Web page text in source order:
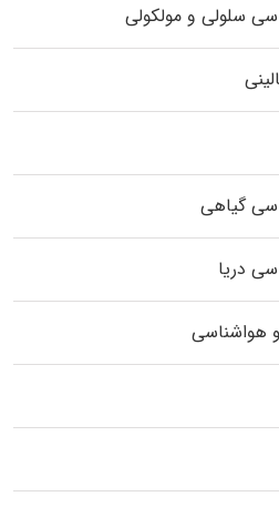
سلولی و مولکولی
گیاهی
دریا
هواشناسی